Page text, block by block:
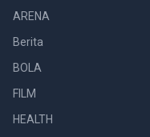
ARENA
Berita
BOLA
FILM
HEALTH